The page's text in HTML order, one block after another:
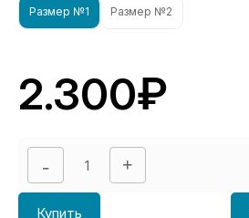
Размер №1 Размер №2
2.300₽
Купить